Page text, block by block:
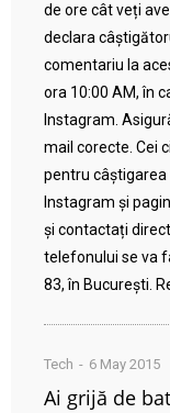
de ore cât veți
declara
comentariu la
ora 10:00 AM, în
Instagram.
mail corecte. Cei
pentru
Instagram și
și contactați
telefonului se va
83, în București.
Tech 6 May 2015
Ai grijă de